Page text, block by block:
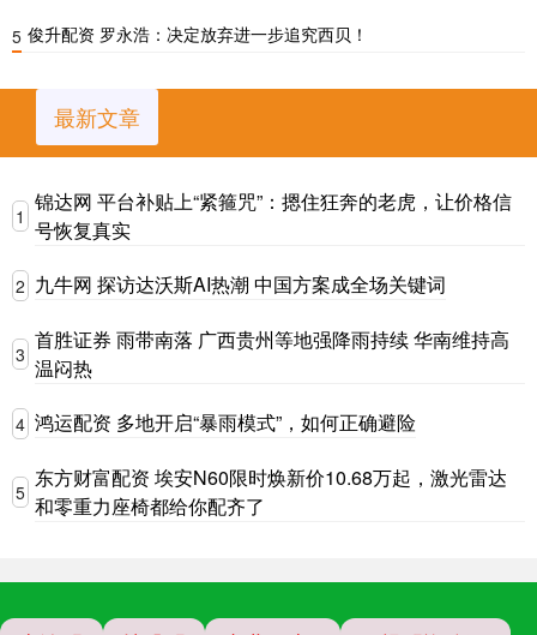
5 俊升配资 罗永浩：决定放弃进一步追究西贝！
最新文章
1
锦达网 平台补贴上“紧箍咒”：摁住狂奔的老虎，让价格信
号恢复真实
2 九牛网 探访达沃斯AI热潮 中国方案成全场关键词
3
首胜证券 雨带南落 广西贵州等地强降雨持续 华南维持高
温闷热
4 鸿运配资 多地开启“暴雨模式”，如何正确避险
5
东方财富配资 埃安N60限时焕新价10.68万起，激光雷达
和零重力座椅都给你配齐了